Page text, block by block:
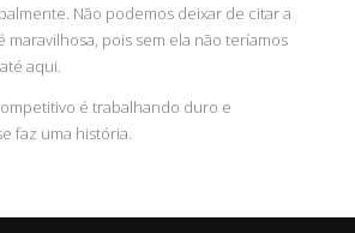
Não podemos deixar de citar a
maravilhosa, pois sem ela não teríamos
aqui.
é trabalhando duro e
faz uma história.